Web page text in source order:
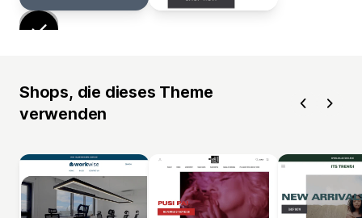
Shops, die dieses Theme
verwenden